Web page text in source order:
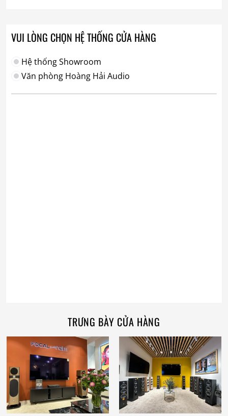
VUI LÒNG CHỌN HỆ THỐNG CỬA HÀNG
Hệ thống Showroom
Văn phòng Hoàng Hải Audio
TRƯNG BÀY CỬA HÀNG